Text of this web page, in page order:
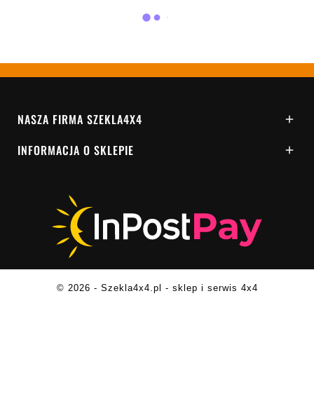
NASZA FIRMA SZEKLA4X4 
INFORMACJA O SKLEPIE 
© 2026 - Szekla4x4.pl - sklep i serwis 4x4